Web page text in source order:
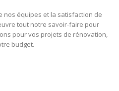
nos équipes et la satisfaction de
tout notre savoir-faire pour
pour vos projets de rénovation,
budget.